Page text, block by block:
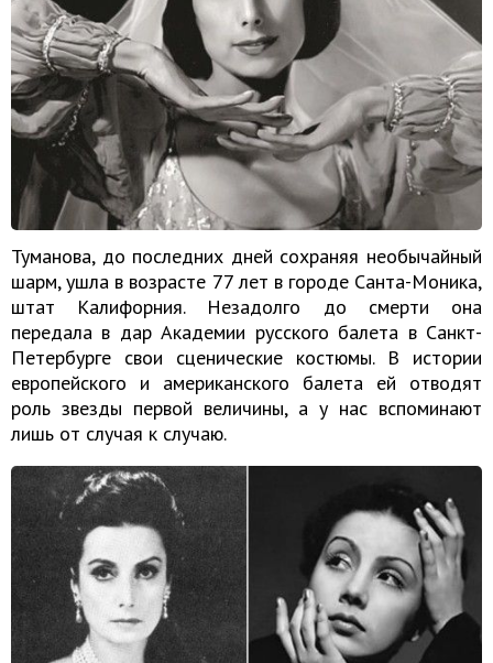
Туманова, до последних дней сохраняя необычайный
шарм, ушла в возрасте 77 лет в городе Санта-Моника,
штат Калифорния. Незадолго до смерти она
передала в дар Академии русского балета в Санкт-
Петербурге свои сценические костюмы. В истории
европейского и американского балета ей отводят
роль звезды первой величины, а у нас вспоминают
лишь от случая к случаю.